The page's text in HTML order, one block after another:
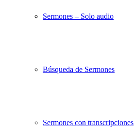
Sermones – Solo audio
Búsqueda de Sermones
Sermones con transcripciones